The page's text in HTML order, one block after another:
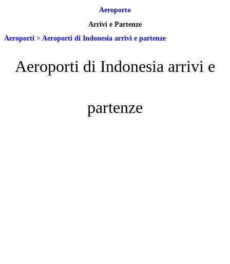
Aeroporto
Arrivi e Partenze
Aeroporti > Aeroporti di Indonesia arrivi e partenze
Aeroporti di Indonesia arrivi e
partenze